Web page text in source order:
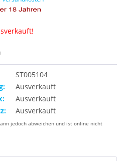
ST005104
Ausverkauft
Ausverkauft
Ausverkauft
jedoch abweichen und ist online nicht